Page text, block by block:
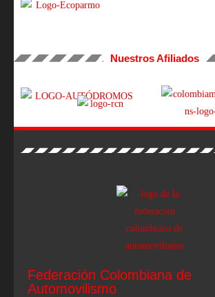
Nuestros Afiliados
Federación Colombiana de
Automovilismo